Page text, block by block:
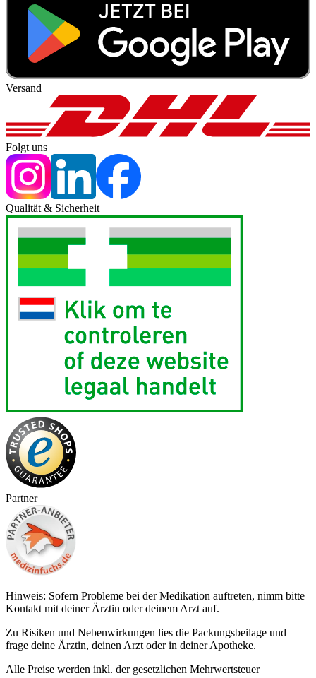
Versand
Folgt uns
Qualität & Sicherheit
Partner
Hinweis: Sofern Probleme bei der Medikation auftreten, nimm bitte
Kontakt mit deiner Ärztin oder deinem Arzt auf.
Zu Risiken und Nebenwirkungen lies die Packungsbeilage und
frage deine Ärztin, deinen Arzt oder in deiner Apotheke.
Alle Preise werden inkl. der gesetzlichen Mehrwertsteuer